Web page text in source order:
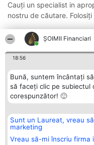
ȘOIMII Financiari
18:56
Bună, suntem încântați
să faceți clic pe subiectul
corespunzător! 🙂
Sunt un Laureat, vreau
marketing
Vreau să-mi înscriu firma
Cauți un specialist in
nostru de căutare.
Organizator Ranking
BRIGHT SOLUTIONS BR SRL
Aleea Timisul De Sus 2 Bl. A30
Sc. A Et. 4 Ap. 13 Cod 061952